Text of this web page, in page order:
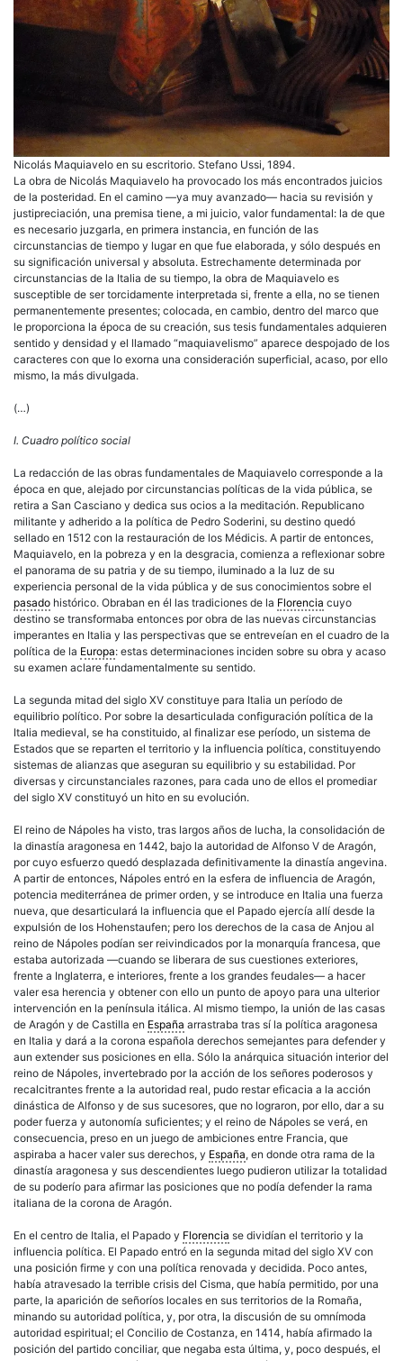
Nicolás Maquiavelo en su escritorio. Stefano Ussi, 1894.
La obra de Nicolás Maquiavelo ha provocado los más encontrados juicios
de la posteridad. En el camino —ya muy avanzado— hacia su revisión y
justipreciación, una premisa tiene, a mi juicio, valor fundamental: la de que
es necesario juzgarla, en primera instancia, en función de las
circunstancias de tiempo y lugar en que fue elaborada, y sólo después en
su significación universal y absoluta. Estrechamente determinada por
circunstancias de la Italia de su tiempo, la obra de Maquiavelo es
susceptible de ser torcidamente interpretada si, frente a ella, no se tienen
permanentemente presentes; colocada, en cambio, dentro del marco que
le proporciona la época de su creación, sus tesis fundamentales adquieren
sentido y densidad y el llamado “maquiavelismo” aparece despojado de los
caracteres con que lo exorna una consideración superficial, acaso, por ello
mismo, la más divulgada.
(…)
I. Cuadro político social
La redacción de las obras fundamentales de Maquiavelo corresponde a la
época en que, alejado por circunstancias políticas de la vida pública, se
retira a San Casciano y dedica sus ocios a la meditación. Republicano
militante y adherido a la política de Pedro Soderini, su destino quedó
sellado en 1512 con la restauración de los Médicis. A partir de entonces,
Maquiavelo, en la pobreza y en la desgracia, comienza a reflexionar sobre
el panorama de su patria y de su tiempo, iluminado a la luz de su
experiencia personal de la vida pública y de sus conocimientos sobre el
pasado histórico. Obraban en él las tradiciones de la Florencia cuyo
destino se transformaba entonces por obra de las nuevas circunstancias
imperantes en Italia y las perspectivas que se entreveían en el cuadro de la
política de la Europa: estas determinaciones inciden sobre su obra y acaso
su examen aclare fundamentalmente su sentido.
La segunda mitad del siglo XV constituye para Italia un período de
equilibrio político. Por sobre la desarticulada configuración política de la
Italia medieval, se ha constituido, al finalizar ese período, un sistema de
Estados que se reparten el territorio y la influencia política, constituyendo
sistemas de alianzas que aseguran su equilibrio y su estabilidad. Por
diversas y circunstanciales razones, para cada uno de ellos el promediar
del siglo XV constituyó un hito en su evolución.
El reino de Nápoles ha visto, tras largos años de lucha, la consolidación de
la dinastía aragonesa en 1442, bajo la autoridad de Alfonso V de Aragón,
por cuyo esfuerzo quedó desplazada definitivamente la dinastía angevina.
A partir de entonces, Nápoles entró en la esfera de influencia de Aragón,
potencia mediterránea de primer orden, y se introduce en Italia una fuerza
nueva, que desarticulará la influencia que el Papado ejercía allí desde la
expulsión de los Hohenstaufen; pero los derechos de la casa de Anjou al
reino de Nápoles podían ser reivindicados por la monarquía francesa, que
estaba autorizada —cuando se liberara de sus cuestiones exteriores,
frente a Inglaterra, e interiores, frente a los grandes feudales— a hacer
valer esa herencia y obtener con ello un punto de apoyo para una ulterior
intervención en la península itálica. Al mismo tiempo, la unión de las casas
de Aragón y de Castilla en España arrastraba tras sí la política aragonesa
en Italia y dará a la corona española derechos semejantes para defender y
aun extender sus posiciones en ella. Sólo la anárquica situación interior del
reino de Nápoles, invertebrado por la acción de los señores poderosos y
recalcitrantes frente a la autoridad real, pudo restar eficacia a la acción
dinástica de Alfonso y de sus sucesores, que no lograron, por ello, dar a su
poder fuerza y autonomía suficientes; y el reino de Nápoles se verá, en
consecuencia, preso en un juego de ambiciones entre Francia, que
aspiraba a hacer valer sus derechos, y España, en donde otra rama de la
dinastía aragonesa y sus descendientes luego pudieron utilizar la totalidad
de su poderío para afirmar las posiciones que no podía defender la rama
italiana de la corona de Aragón.
En el centro de Italia, el Papado y Florencia se dividían el territorio y la
influencia política. El Papado entró en la segunda mitad del siglo XV con
una posición firme y con una política renovada y decidida. Poco antes,
había atravesado la terrible crisis del Cisma, que había permitido, por una
parte, la aparición de señoríos locales en sus territorios de la Romaña,
minando su autoridad política, y, por otra, la discusión de su omnímoda
autoridad espiritual; el Concilio de Costanza, en 1414, había afirmado la
posición del partido conciliar, que negaba esta última, y, poco después, el